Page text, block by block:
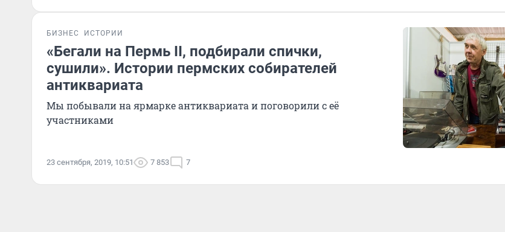
БИЗНЕС ИСТОРИИ
«Бегали на Пермь II, подбирали спички,
сушили». Истории пермских собирателей
антиквариата
Мы побывали на ярмарке антиквариата и поговорили с её
участниками
23 сентября, 2019, 10:51 7 853 7